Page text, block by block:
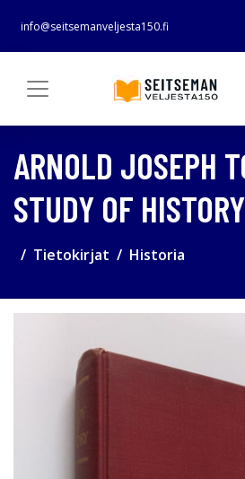
info@seitsemanveljesta150.fi
ARNOLD JOSEPH
STUDY OF HISTORY
Tietokirjat Historia